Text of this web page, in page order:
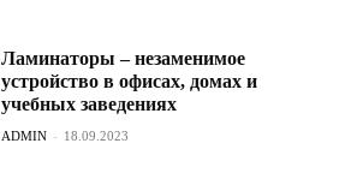
Ламинаторы – незаменимое
устройство в офисах, домах и
учебных заведениях
ADMIN - 18.09.2023